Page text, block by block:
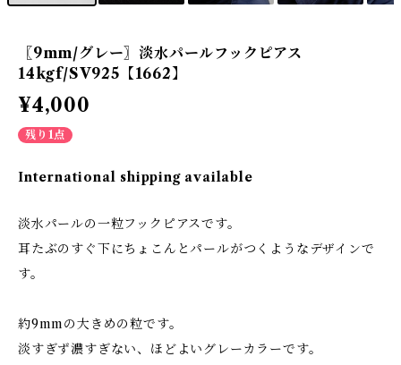
〖9mm/グレー〗淡水パールフックピアス
14kgf/SV925【1662】
¥4,000
残り1点
International shipping available
淡水パールの一粒フックピアスです。
耳たぶのすぐ下にちょこんとパールがつくようなデザインで
す。
約9mmの大きめの粒です。
淡すぎず濃すぎない、ほどよいグレーカラーです。